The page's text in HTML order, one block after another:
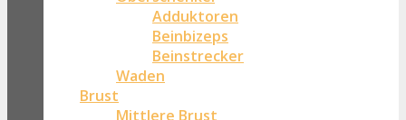
Adduktoren
Beinbizeps
Beinstrecker
Waden
Brust
Mittlere Brust